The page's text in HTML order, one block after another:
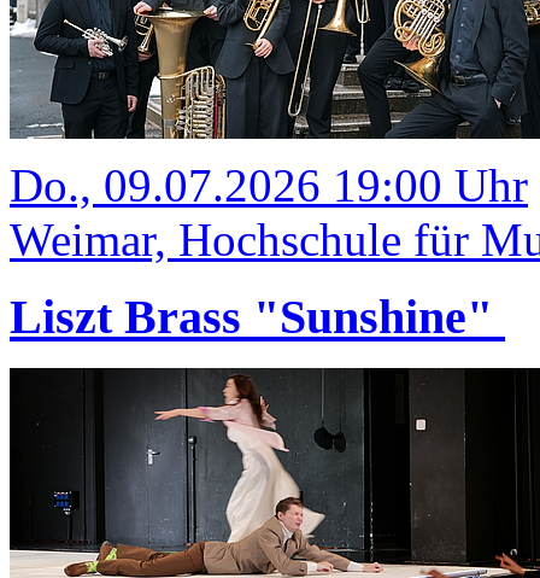
Do., 09.07.2026 19:00 Uhr
Weimar, Hochschule für
Liszt Brass "Sunshine"